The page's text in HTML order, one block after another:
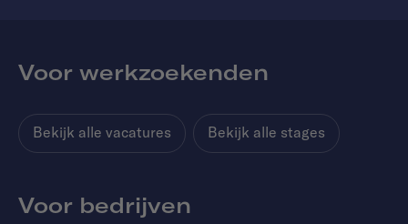
Voor werkzoekenden
Bekijk alle vacatures Bekijk alle stages
Voor bedrijven